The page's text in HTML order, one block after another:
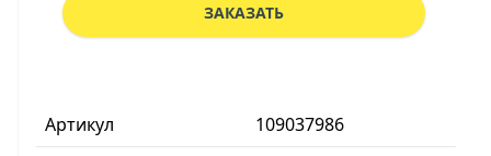
Артикул
109037986
ЗАКАЗАТЬ